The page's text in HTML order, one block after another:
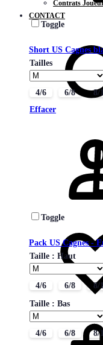
Contrats
CONTACT
Toggle
Short US Cagnes
Tailles
4/6 6/8 8/
Effacer
Toggle
Pack US Cagnes -
Taille : Haut
4/6 6/8 8/
Taille : Bas
4/6 6/8 8/